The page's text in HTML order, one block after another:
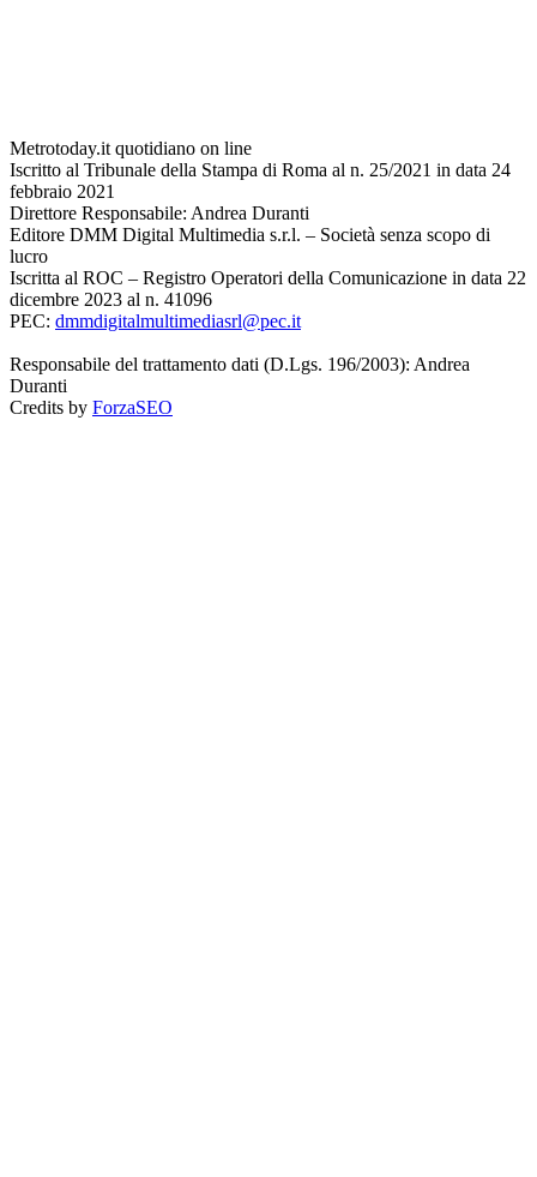
Metrotoday.it quotidiano on line
Iscritto al Tribunale della Stampa di Roma al n. 25/2021 in data 24
febbraio 2021
Direttore Responsabile: Andrea Duranti
Editore DMM Digital Multimedia s.r.l. – Società senza scopo di
lucro
Iscritta al ROC – Registro Operatori della Comunicazione in data 22
dicembre 2023 al n. 41096
PEC: dmmdigitalmultimediasrl@pec.it
Responsabile del trattamento dati (D.Lgs. 196/2003): Andrea
Duranti
Credits by ForzaSEO